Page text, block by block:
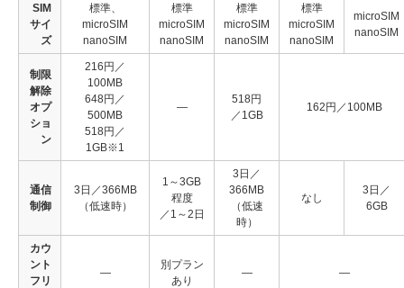
SIM
サイ
ズ
標準、
microSIM
nanoSIM
標準
microSIM
nanoSIM
標準
microSIM
nanoSIM
標準
microSIM
nanoSIM
microSIM
nanoSIM
制限
解除
オプ
ショ
ン
216円／
100MB
648円／
500MB
518円／
1GB※1
―
518円
／1GB
162円／100MB
通信
制御
3日／366MB
（低速時）
1～3GB
程度
／1～2日
3日／
366MB
（低速
時）
なし
3日／
6GB
カウ
ント
フリ
―
別プラン
あり
― ―